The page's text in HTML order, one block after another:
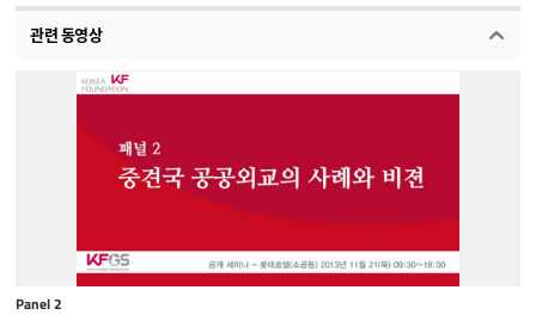
관련 동영상
Panel 2